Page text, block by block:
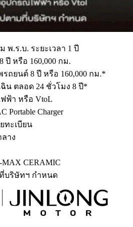
พ.ร.บ. ระยะเวลา 1 ปี
ปี หรือ 160,000 กม.
ถยนต์ 8 ปี หรือ 160,000 กม.*
น ตลอด 24 ชั่วโมง 8 ปี*
ฟ้า หรือ VtoL
Portable Charger
ทะเบียน
าง
CERAMIC
บริษัทฯ กำหนด